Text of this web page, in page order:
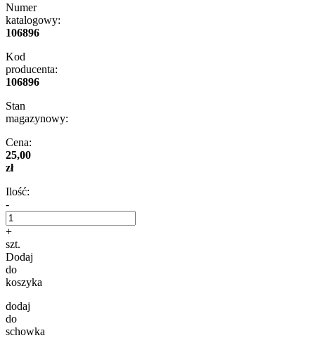
Numer
katalogowy:
106896
Kod
producenta:
106896
Stan
magazynowy:
Cena:
25,00
zł
Ilość:
-
+
szt.
Dodaj
do
koszyka
dodaj
do
schowka